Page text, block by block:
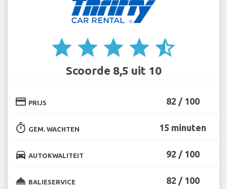
star star star star star_half
Scoorde 8,5 uit 10
credit_card PRIJS 82 / 100
timer GEM. WACHTEN 15 minuten
directions_car AUTOKWALITEIT 92 / 100
room_service BALIESERVICE 82 / 100